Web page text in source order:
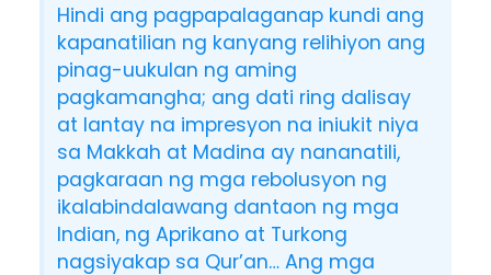
Hindi ang pagpapalaganap kundi ang
kapanatilian ng kanyang relihiyon ang
pinag-uukulan ng aming
pagkamangha; ang dati ring dalisay
at lantay na impresyon na iniukit niya
sa Makkah at Madina ay nananatili,
pagkaraan ng mga rebolusyon ng
ikalabindalawang dantaon ng mga
Indian, ng Aprikano at Turkong
nagsiyakap sa Qur’an… Ang mga